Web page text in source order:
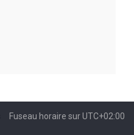
Fuseau horaire surUTC+02:00